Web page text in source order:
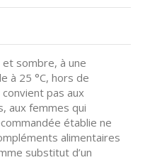
sombre, à une
à 25 °C, hors de
pas aux
aux femmes qui
établie ne
alimentaires
substitut d’un